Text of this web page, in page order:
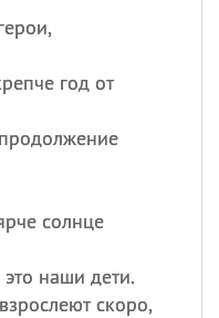
год от
солнце
наши дети.
скоро,